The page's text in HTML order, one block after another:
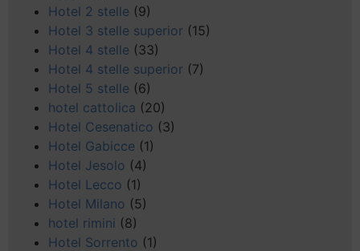
Hotel 2 stelle (9)
Hotel 3 stelle superior (15)
Hotel 4 stelle (33)
Hotel 4 stelle superior (7)
Hotel 5 stelle (6)
hotel cattolica (20)
Hotel Cesenatico (3)
Hotel Gabicce (1)
Hotel Jesolo (4)
Hotel Lecco (1)
Hotel Milano (5)
hotel rimini (8)
Hotel Sorrento (1)